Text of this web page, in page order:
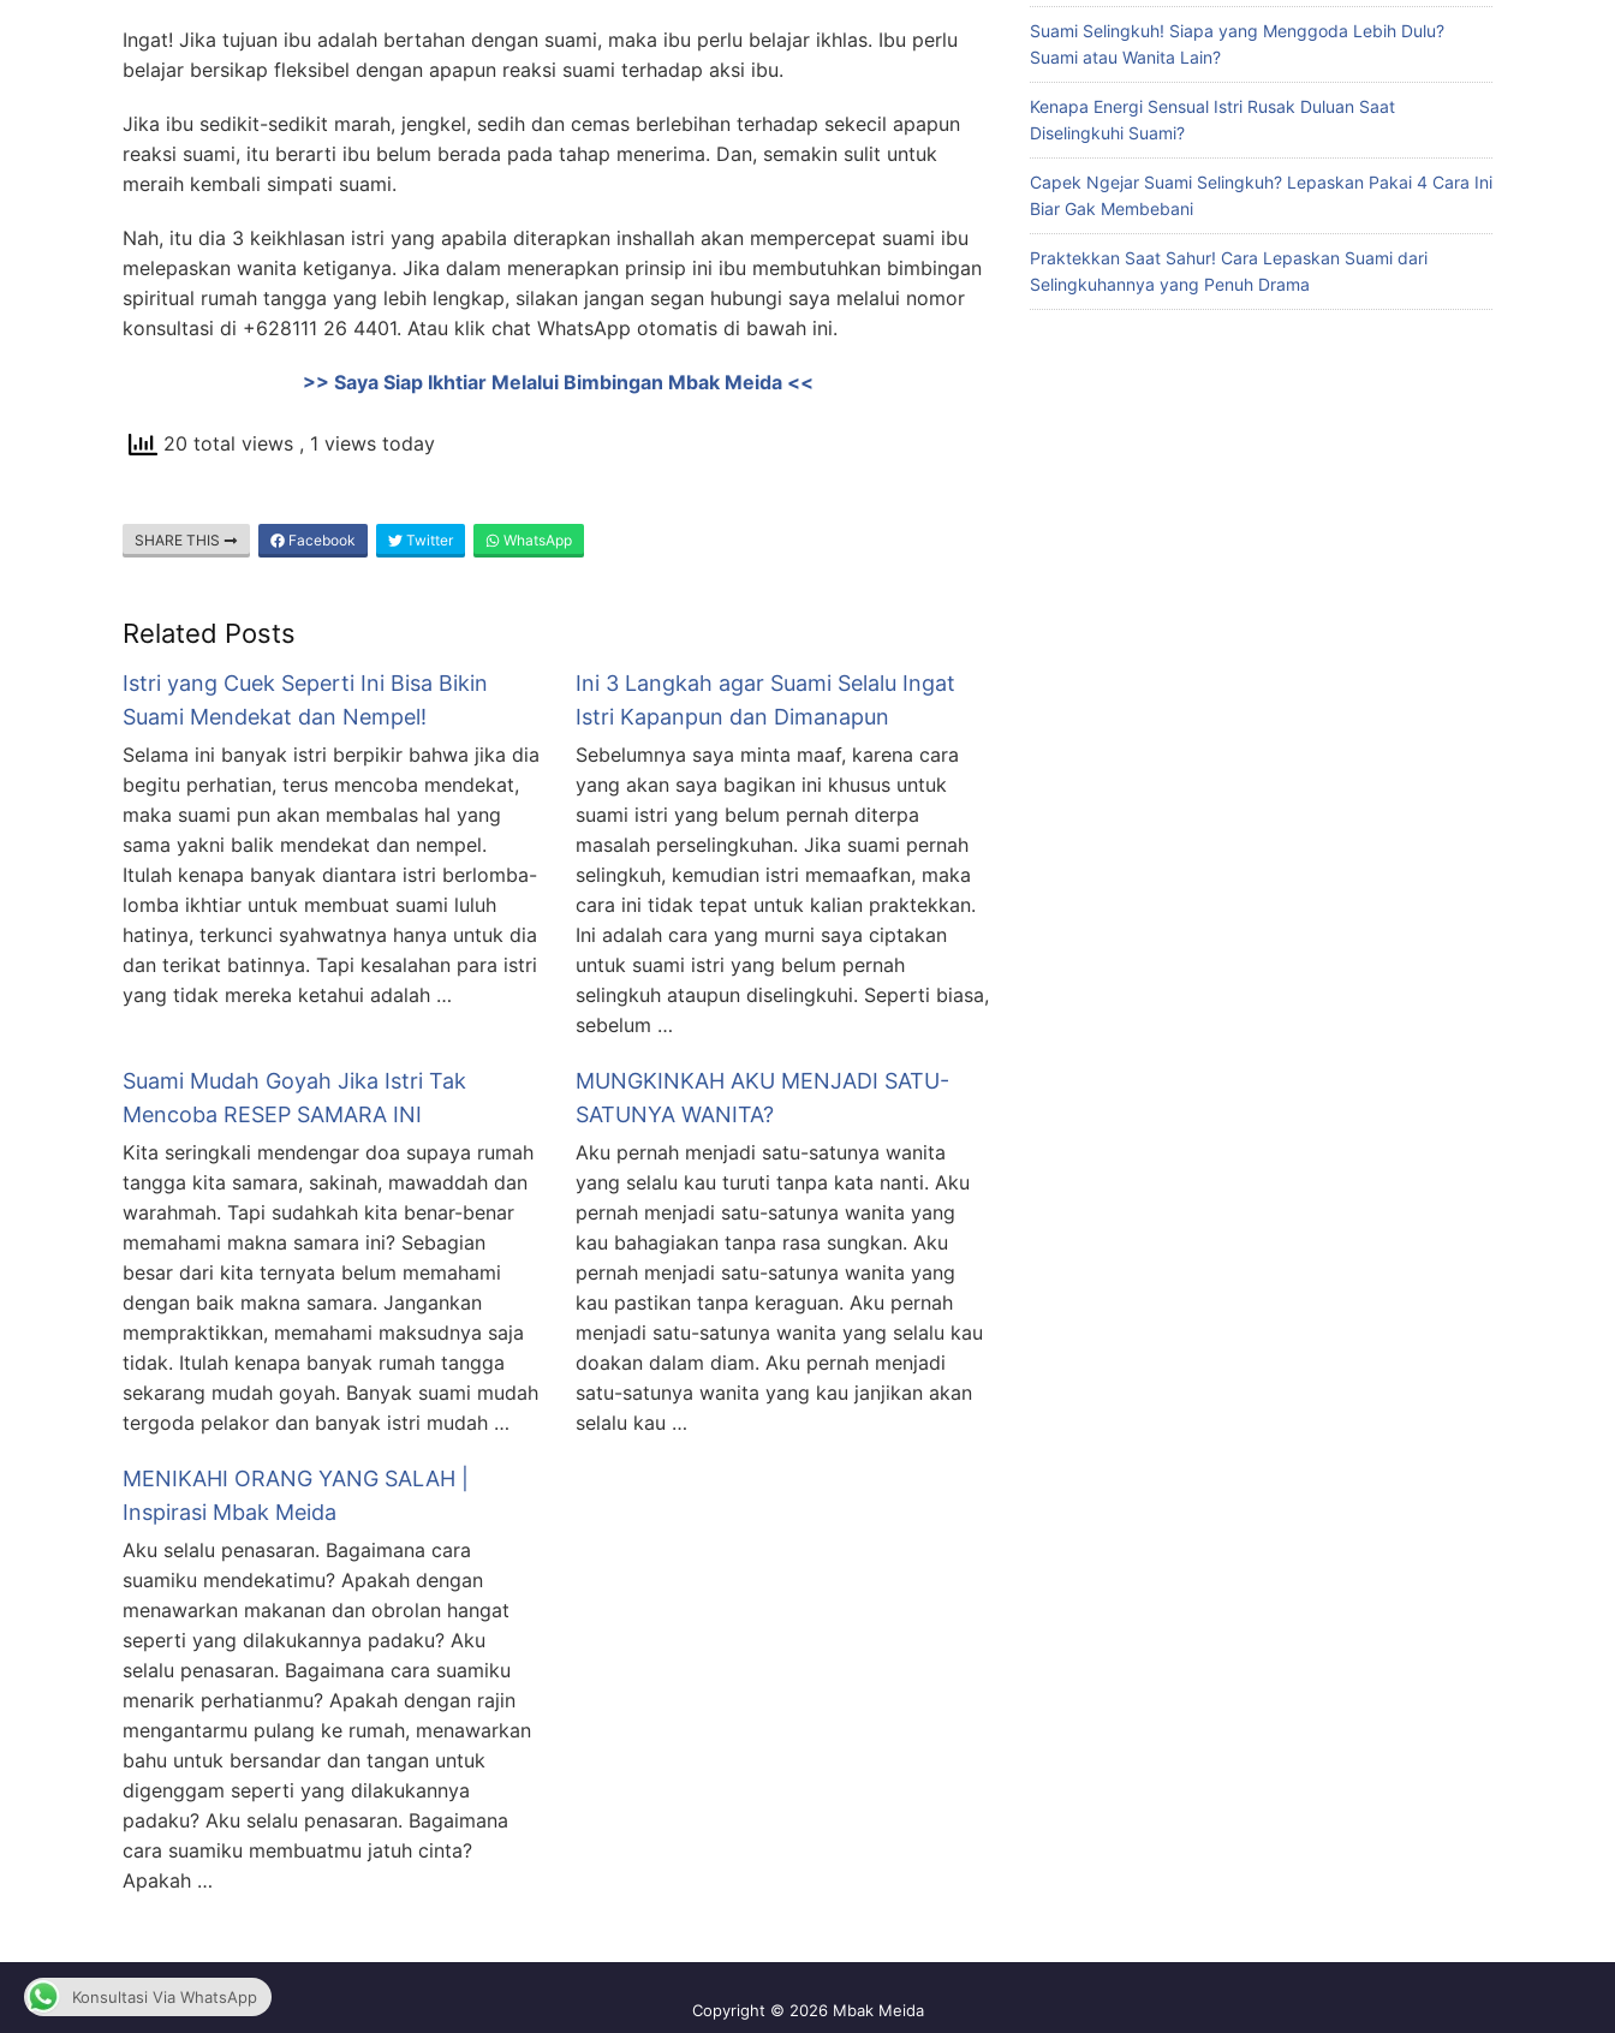
Ingat! Jika tujuan ibu adalah bertahan dengan suami, maka ibu perlu belajar ikhlas. Ibu perlu
belajar bersikap fleksibel dengan apapun reaksi suami terhadap aksi ibu.
Jika ibu sedikit-sedikit marah, jengkel, sedih dan cemas berlebihan terhadap sekecil apapun
reaksi suami, itu berarti ibu belum berada pada tahap menerima. Dan, semakin sulit untuk
meraih kembali simpati suami.
Nah, itu dia 3 keikhlasan istri yang apabila diterapkan inshallah akan mempercepat suami ibu
melepaskan wanita ketiganya. Jika dalam menerapkan prinsip ini ibu membutuhkan bimbingan
spiritual rumah tangga yang lebih lengkap, silakan jangan segan hubungi saya melalui nomor
konsultasi di +628111 26 4401. Atau klik chat WhatsApp otomatis di bawah ini.
>> Saya Siap Ikhtiar Melalui Bimbingan Mbak Meida <<
20 total views , 1 views today
SHARE THIS Facebook Twitter WhatsApp
Related Posts
Istri yang Cuek Seperti Ini Bisa Bikin
Suami Mendekat dan Nempel!
Selama ini banyak istri berpikir bahwa jika dia
begitu perhatian, terus mencoba mendekat,
maka suami pun akan membalas hal yang
sama yakni balik mendekat dan nempel.
Itulah kenapa banyak diantara istri berlomba-
lomba ikhtiar untuk membuat suami luluh
hatinya, terkunci syahwatnya hanya untuk dia
dan terikat batinnya. Tapi kesalahan para istri
yang tidak mereka ketahui adalah …
Ini 3 Langkah agar Suami Selalu Ingat
Istri Kapanpun dan Dimanapun
Sebelumnya saya minta maaf, karena cara
yang akan saya bagikan ini khusus untuk
suami istri yang belum pernah diterpa
masalah perselingkuhan. Jika suami pernah
selingkuh, kemudian istri memaafkan, maka
cara ini tidak tepat untuk kalian praktekkan.
Ini adalah cara yang murni saya ciptakan
untuk suami istri yang belum pernah
selingkuh ataupun diselingkuhi. Seperti biasa,
sebelum …
Suami Mudah Goyah Jika Istri Tak
Mencoba RESEP SAMARA INI
Kita seringkali mendengar doa supaya rumah
tangga kita samara, sakinah, mawaddah dan
warahmah. Tapi sudahkah kita benar-benar
memahami makna samara ini? Sebagian
besar dari kita ternyata belum memahami
dengan baik makna samara. Jangankan
mempraktikkan, memahami maksudnya saja
tidak. Itulah kenapa banyak rumah tangga
sekarang mudah goyah. Banyak suami mudah
tergoda pelakor dan banyak istri mudah …
MUNGKINKAH AKU MENJADI SATU-
SATUNYA WANITA?
Aku pernah menjadi satu-satunya wanita
yang selalu kau turuti tanpa kata nanti. Aku
pernah menjadi satu-satunya wanita yang
kau bahagiakan tanpa rasa sungkan. Aku
pernah menjadi satu-satunya wanita yang
kau pastikan tanpa keraguan. Aku pernah
menjadi satu-satunya wanita yang selalu kau
doakan dalam diam. Aku pernah menjadi
satu-satunya wanita yang kau janjikan akan
selalu kau …
MENIKAHI ORANG YANG SALAH |
Inspirasi Mbak Meida
Aku selalu penasaran. Bagaimana cara
suamiku mendekatimu? Apakah dengan
menawarkan makanan dan obrolan hangat
seperti yang dilakukannya padaku? Aku
selalu penasaran. Bagaimana cara suamiku
menarik perhatianmu? Apakah dengan rajin
mengantarmu pulang ke rumah, menawarkan
bahu untuk bersandar dan tangan untuk
digenggam seperti yang dilakukannya
padaku? Aku selalu penasaran. Bagaimana
cara suamiku membuatmu jatuh cinta?
Apakah …
Suami Selingkuh! Siapa yang Menggoda Lebih Dulu?
Suami atau Wanita Lain?
Kenapa Energi Sensual Istri Rusak Duluan Saat
Diselingkuhi Suami?
Capek Ngejar Suami Selingkuh? Lepaskan Pakai 4 Cara Ini
Biar Gak Membebani
Praktekkan Saat Sahur! Cara Lepaskan Suami dari
Selingkuhannya yang Penuh Drama
Copyright © 2026 Mbak Meida
Konsultasi Via WhatsApp